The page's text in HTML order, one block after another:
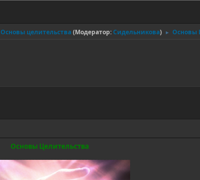
Основы целительства(Модератор:Сидельникова) ► Основы
Основы Целительства